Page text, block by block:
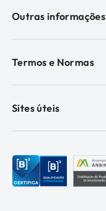
Outras informações
Termos e Normas
Sites úteis